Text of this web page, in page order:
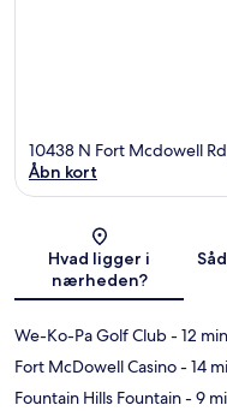
10438 N Fort Mcdowell
Åbn kort
Hvad ligger i
nærheden?
We-Ko-Pa Golf Club- 12
Fort McDowell Casino- 14
Fountain Hills Fountain- 9